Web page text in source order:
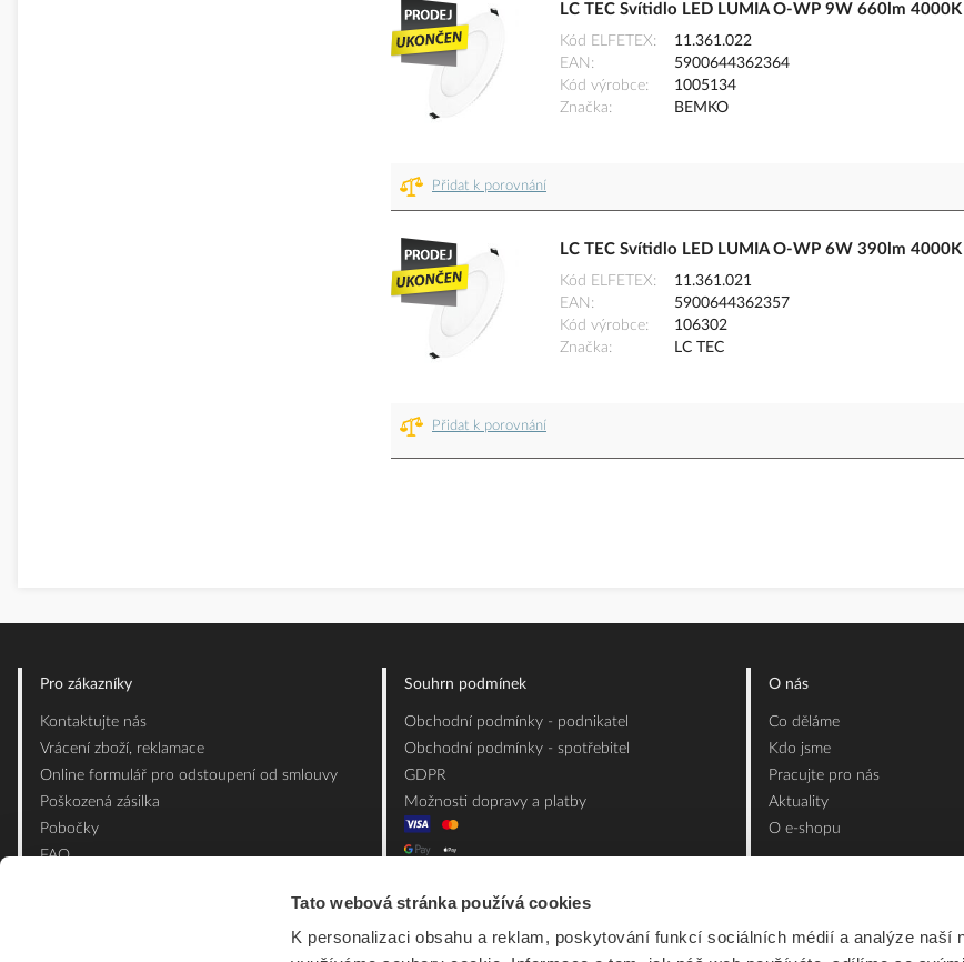
Tato webová stránka používá cookies
K personalizaci obsahu a reklam, poskytování funkcí sociálních médií a analýze naší
LC TEC Svítidlo LED LUMIA O-WP 9W 660lm
Kód ELFETEX
11.361.022
EAN
5900644362364
Kód výrobce
1005134
Značka
BEMKO
Přidat k porovnání
LC TEC Svítidlo LED LUMIA O-WP 6W 390lm
Kód ELFETEX
11.361.021
EAN
5900644362357
Kód výrobce
106302
Značka
LC TEC
Přidat k porovnání
Pro zákazníky
Kontaktujte nás
Vrácení zboží, reklamace
Online formulář pro odstoupení od smlouvy
Poškozená zásilka
Pobočky
FAQ
Souhrn podmínek
Obchodní podmínky - podnikatel
Obchodní podmínky - spotřebitel
GDPR
Možnosti dopravy a platby
O nás
Co děláme
Kdo jsme
Pracujte pro nás
Aktuality
O e-shopu